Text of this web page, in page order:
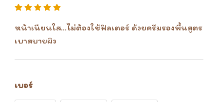
หน้าเนียนใส...ไม่ต้องใช้ฟิลเตอร์ ด้วยครีมรองพื้นสูตร
เบาสบายผิว
เบอร์